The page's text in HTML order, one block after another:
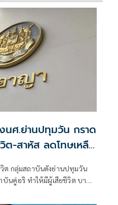
นศ.ย่านปทุมวัน กราด
-สาหัส ลดโทษเหลือ
ต กลุ่มสถาบันดังย่านปทุมวัน
บันคู่อริ ทำให้มีผู้เสียชีวิต บาด